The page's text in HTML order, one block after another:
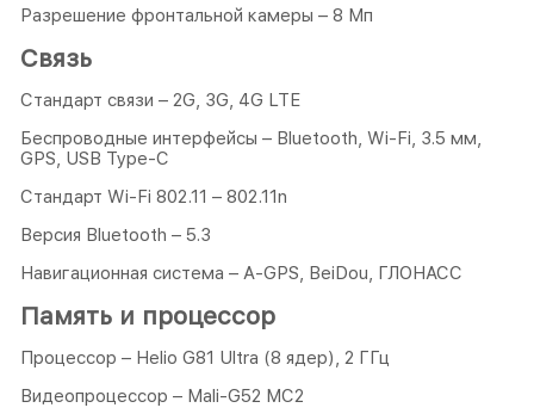
Разрешение фронтальной камеры – 8 Мп
Связь
Стандарт связи – 2G, 3G, 4G LTE
Беспроводные интерфейсы – Bluetooth, Wi-Fi, 3.5 мм,
GPS, USB Type-C
Стандарт Wi-Fi 802.11 – 802.11n
Версия Bluetooth – 5.3
Навигационная система – A-GPS, BeiDou, ГЛОНАСС
Память и процессор
Процессор – Helio G81 Ultra (8 ядер), 2 ГГц
Видеопроцессор – Mali-G52 MC2